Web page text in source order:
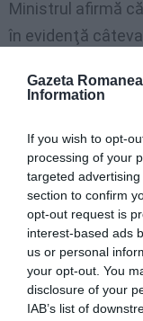
Gazeta
Information
If you wish to opt-
processing of your
targeted
section to confirm
opt-out request is
interest-based ads
us or personal
your opt-out. You
disclosure of your
IAB’s list of
Ministrul afirmă
în evidenţă
cetăţeni, printre
armată
”Vă dau câteva
că vor fi duşi în
sperie, pentru că
nu sunt pregătiţi.
Constituţie şi în
constituie rezerva
înseamnă că